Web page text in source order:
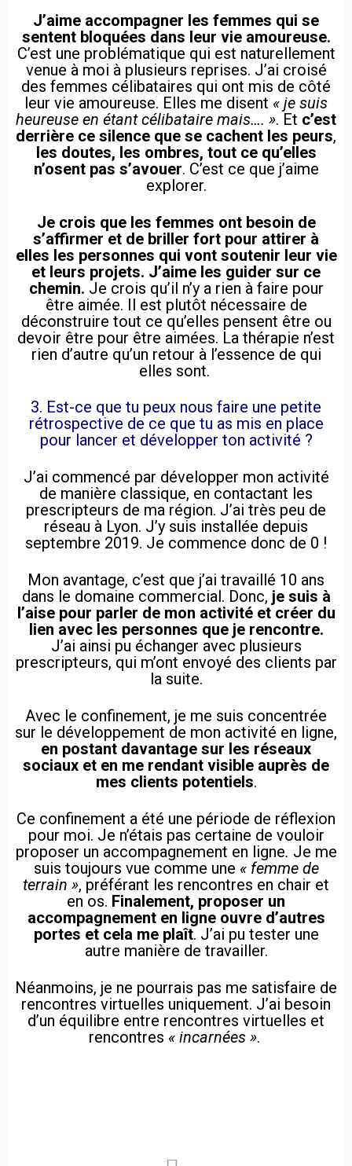
J’aime accompagner les femmes qui se
sentent bloquées dans leur vie amoureuse.
C’est une problématique qui est naturellement
venue à moi à plusieurs reprises. J’ai croisé
des femmes célibataires qui ont mis de côté
leur vie amoureuse. Elles me disent « je suis
heureuse en étant célibataire mais…. ». Et c’est
derrière ce silence que se cachent les peurs,
les doutes, les ombres, tout ce qu’elles
n’osent pas s’avouer. C’est ce que j’aime
explorer.
Je crois que les femmes ont besoin de
s’affirmer et de briller fort pour attirer à
elles les personnes qui vont soutenir leur vie
et leurs projets. J’aime les guider sur ce
chemin. Je crois qu’il n’y a rien à faire pour
être aimée. Il est plutôt nécessaire de
déconstruire tout ce qu’elles pensent être ou
devoir être pour être aimées. La thérapie n’est
rien d’autre qu’un retour à l’essence de qui
elles sont.
3. Est-ce que tu peux nous faire une petite
rétrospective de ce que tu as mis en place
pour lancer et développer ton activité ?
J’ai commencé par développer mon activité
de manière classique, en contactant les
prescripteurs de ma région. J’ai très peu de
réseau à Lyon. J’y suis installée depuis
septembre 2019. Je commence donc de 0 !
Mon avantage, c’est que j’ai travaillé 10 ans
dans le domaine commercial. Donc, je suis à
l’aise pour parler de mon activité et créer du
lien avec les personnes que je rencontre.
J’ai ainsi pu échanger avec plusieurs
prescripteurs, qui m’ont envoyé des clients par
la suite.
Avec le confinement, je me suis concentrée
sur le développement de mon activité en ligne,
en postant davantage sur les réseaux
sociaux et en me rendant visible auprès de
mes clients potentiels.
Ce confinement a été une période de réflexion
pour moi. Je n’étais pas certaine de vouloir
proposer un accompagnement en ligne. Je me
suis toujours vue comme une « femme de
terrain », préférant les rencontres en chair et
en os. Finalement, proposer un
accompagnement en ligne ouvre d’autres
portes et cela me plaît. J’ai pu tester une
autre manière de travailler.
Néanmoins, je ne pourrais pas me satisfaire de
rencontres virtuelles uniquement. J’ai besoin
d’un équilibre entre rencontres virtuelles et
rencontres « incarnées ».